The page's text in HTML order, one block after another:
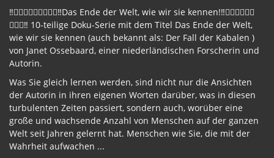
‼️🧜🏽‍♀️🧜🏽‍♀️🧜🏽‍♀️‼️Das Ende der Welt, wie wir sie kennen!‼️🧜🏽‍♀️🧜🏽‍♀️
🧜🏽‍♀️‼️ 10-teilige Doku-Serie mit dem Titel Das Ende der Welt,
wie wir sie kennen (auch bekannt als: Der Fall der Kabalen )
von Janet Ossebaard, einer niederländischen Forscherin und
Autorin.
Was Sie gleich lernen werden, sind nicht nur die Ansichten
der Autorin in ihren eigenen Worten darüber, was in diesen
turbulenten Zeiten passiert, sondern auch, worüber eine
große und wachsende Anzahl von Menschen auf der ganzen
Welt seit Jahren gelernt hat. Menschen wie Sie, die mit der
Wahrheit aufwachen ...